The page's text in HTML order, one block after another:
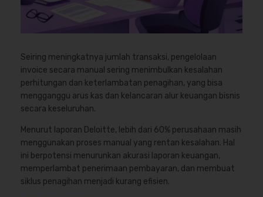
Seiring meningkatnya jumlah transaksi, pengelolaan
invoice secara manual sering menimbulkan kesalahan
perhitungan dan keterlambatan penagihan, yang bisa
mengganggu arus kas dan kelancaran alur keuangan bisnis
secara keseluruhan.
Menurut laporan Deloitte, lebih dari 60% perusahaan masih
menggunakan proses manual yang rentan kesalahan. Hal
ini berpotensi menurunkan akurasi laporan keuangan,
memperlambat penerimaan pembayaran, dan membuat
siklus penagihan menjadi kurang efisien.